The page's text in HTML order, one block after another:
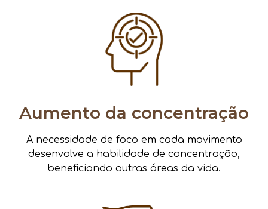
Aumento da concentração
A necessidade de foco em cada movimento
desenvolve a habilidade de concentração,
beneficiando outras áreas da vida.